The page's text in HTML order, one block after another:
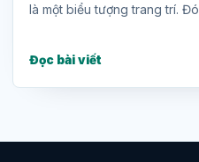
là một biểu tượng trang trí.
Đọc bài viết